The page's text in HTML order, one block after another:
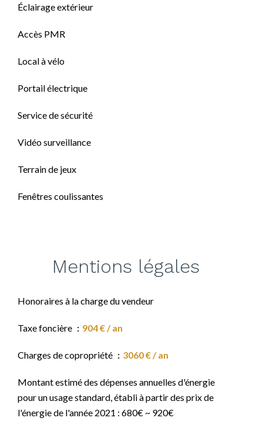
Éclairage extérieur
Accès PMR
Local à vélo
Portail électrique
Service de sécurité
Vidéo surveillance
Terrain de jeux
Fenêtres coulissantes
Mentions légales
Honoraires à la charge du vendeur
Taxe foncière 904 € / an
Charges de copropriété 3060 € / an
Montant estimé des dépenses annuelles d'énergie
pour un usage standard, établi à partir des prix de
l'énergie de l'année 2021 : 680€ ~ 920€